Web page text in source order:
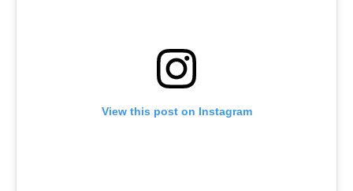
View this post on Instagram